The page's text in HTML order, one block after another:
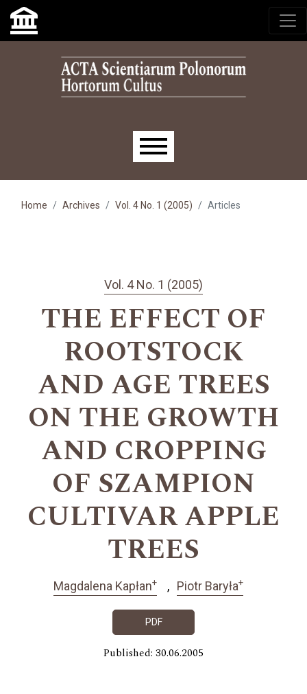
Skip to main navigation menu
Skip to main content
Skip to site footer
Main menu
Home Archives Vol. 4 No. 1 (2005) Articles
Vol. 4 No. 1 (2005)
THE EFFECT OF
ROOTSTOCK
AND AGE TREES
ON THE GROWTH
AND CROPPING
OF SZAMPION
CULTIVAR APPLE
TREES
Magdalena Kapłan+ Piotr Baryła+
PDF
Published: 30.06.2005